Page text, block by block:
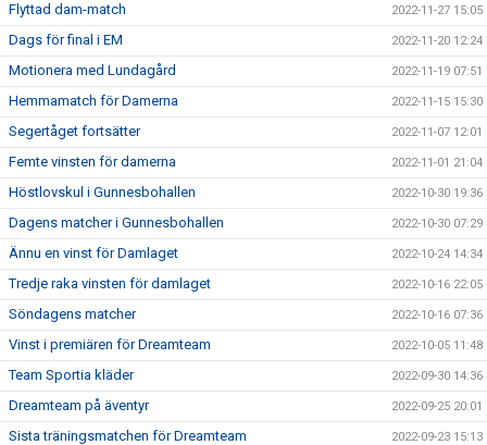
Flyttad dam-match 2022-11-27 15:05
Dags för final i EM 2022-11-20 12:24
Motionera med Lundagård 2022-11-19 07:51
Hemmamatch för Damerna 2022-11-15 15:30
Segertåget fortsätter 2022-11-07 12:01
Femte vinsten för damerna 2022-11-01 21:04
Höstlovskul i Gunnesbohallen 2022-10-30 19:36
Dagens matcher i Gunnesbohallen 2022-10-30 07:29
Ännu en vinst för Damlaget 2022-10-24 14:34
Tredje raka vinsten för damlaget 2022-10-16 22:05
Söndagens matcher 2022-10-16 07:36
Vinst i premiären för Dreamteam 2022-10-05 11:48
Team Sportia kläder 2022-09-30 14:36
Dreamteam på äventyr 2022-09-25 20:01
Sista träningsmatchen för Dreamteam 2022-09-23 15:13